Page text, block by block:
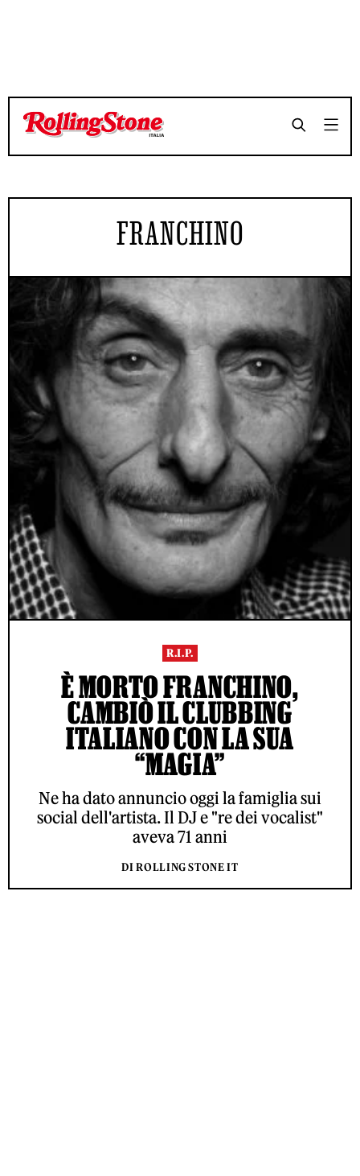
FRANCHINO
R.I.P.
È MORTO FRANCHINO,
CAMBIÒ IL CLUBBING
ITALIANO CON LA SUA
“MAGIA”
Ne ha dato annuncio oggi la famiglia sui
social dell'artista. Il DJ e "re dei vocalist"
aveva 71 anni
DI ROLLING STONE IT